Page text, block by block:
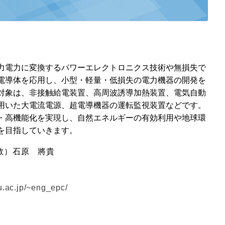
電力に変換するパワーエレクトロニクス技術や無損失で
導体を応用し、小型・軽量・低損失の電力機器の開発を
象は、非接触給電装置、高周波誘導加熱装置、電気自動
た大電流電源、超電導機器の運転監視装置などです。
高機能化を実現し、自然エネルギーの有効利用や地球環
指していきます。
）石原 將貴
~eng_epc/